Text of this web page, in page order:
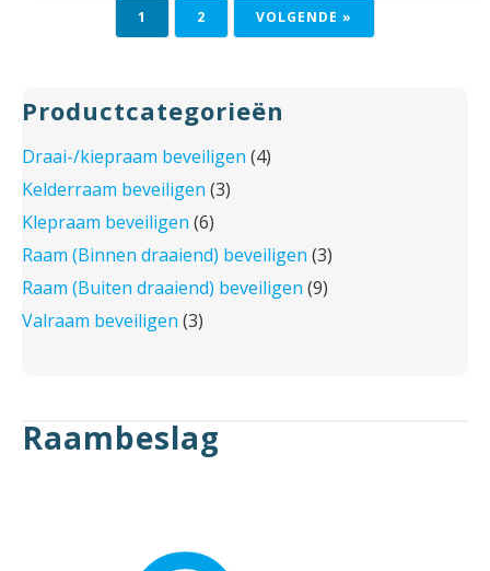
Productcategorieën
Draai-/kiepraam beveiligen (4)
Kelderraam beveiligen (3)
Klepraam beveiligen (6)
Raam (Binnen draaiend) beveiligen (3)
Raam (Buiten draaiend) beveiligen (9)
Valraam beveiligen (3)
1 2 VOLGENDE »
Raambeslag